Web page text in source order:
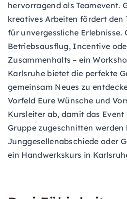
hervorragend als Teamevent.
kreatives Arbeiten fördert den
für unvergessliche Erlebnisse.
Betriebsausflug, Incentive
Zusammenhalts – ein
Karlsruhe bietet die perfekte
gemeinsam Neues zu
Vorfeld Eure Wünsche und
Kursleiter ab, damit das
Gruppe zugeschnitten
Junggesellenabschiede oder
ein Handwerkskurs in